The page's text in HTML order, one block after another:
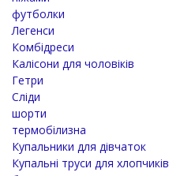
футболки
Легенси
Комбідреси
Калісони для чоловіків
Гетри
Сліди
шорти
термобілизна
Купальники для дівчаток
Купальні труси для хлопчиків